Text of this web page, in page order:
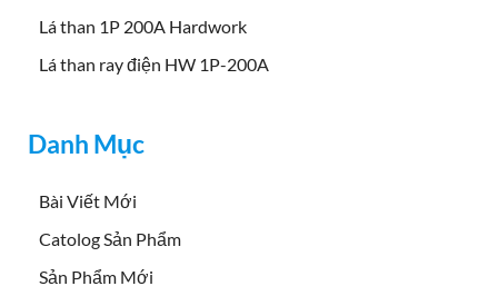
Lá than 1P 200A Hardwork
Lá than ray điện HW 1P-200A
Danh Mục
Bài Viết Mới
Catolog Sản Phẩm
Sản Phẩm Mới